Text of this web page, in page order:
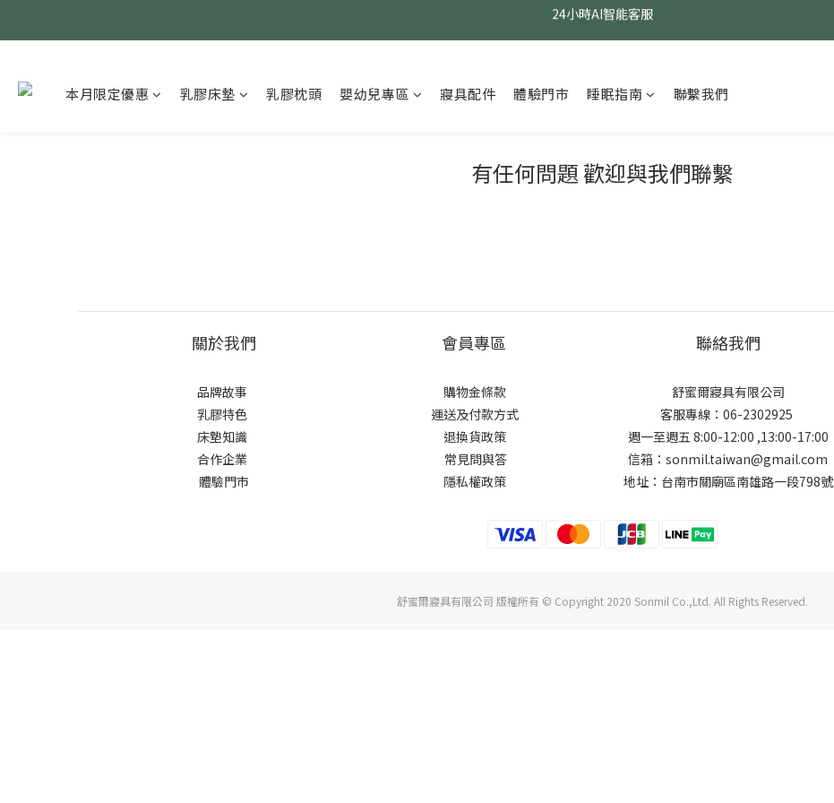
24小時AI智能客服
24小時AI智能客服
指定醫療級款式 贈乳膠枕
24小時AI智能客服
本月限定優惠 乳膠床墊 乳膠枕頭 嬰幼兒專區 寢具配件 體驗門市 睡眠指南 聯繫我們
有任何問題 歡迎與我們聯繫
關於我們
品牌故事
乳膠特色
床墊知識
合作企業
體驗門市
會員專區
購物金條款
運送及付款方式
退換貨政策
常見問與答
隱私權政策
聯絡我們
舒蜜爾寢具有限公司
客服專線：06-2302925
週一至週五 8:00-12:00 ,13:00-17:00
信箱：sonmil.taiwan@gmail.com
地址：台南市關廟區南雄路一段798號
舒蜜爾寢具有限公司 版權所有 © Copyright 2020 Sonmil Co.,Ltd. All Rights Reserved.